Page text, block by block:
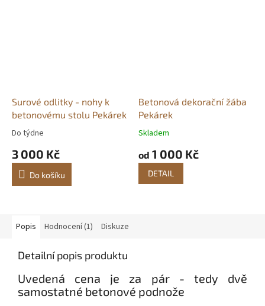
Surové odlitky - nohy k
betonovému stolu Pekárek
Průměrné
produktu
5,0
Do týdne
3 000 Kč
Do košíku
Betonová dekorační žába
Pekárek
Průměrné
produktu
Skladem
od 1 000 Kč
DETAIL
Popis Hodnocení (1) Diskuze
Detailní popis produktu
Uvedená cena je za pár - tedy dvě
samostatné betonové podnože